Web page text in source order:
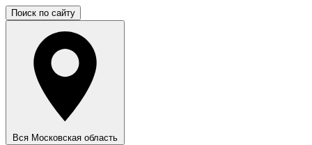
Поиск по сайту
Вся Московская область